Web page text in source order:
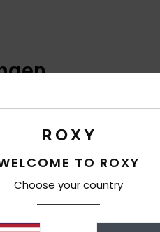
TO ROXY
Choose your country